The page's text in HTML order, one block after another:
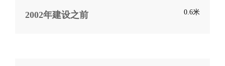
2002年建设之前 0.6米